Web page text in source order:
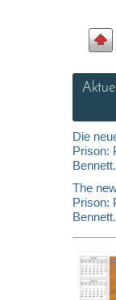
Die
Prison:
The
Prison: